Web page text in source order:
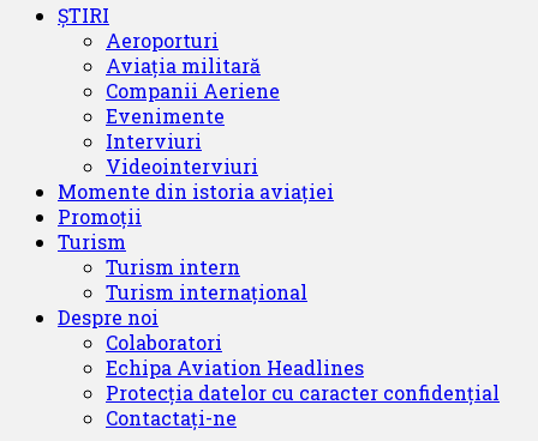
Primary
ȘTIRI
Aeroporturi
Aviația militară
Companii Aeriene
Evenimente
Interviuri
Videointerviuri
Momente din istoria aviației
Promoții
Turism
Turism intern
Turism internațional
Despre noi
Colaboratori
Echipa Aviation Headlines
Protecția datelor cu caracter confidențial
Contactați-ne